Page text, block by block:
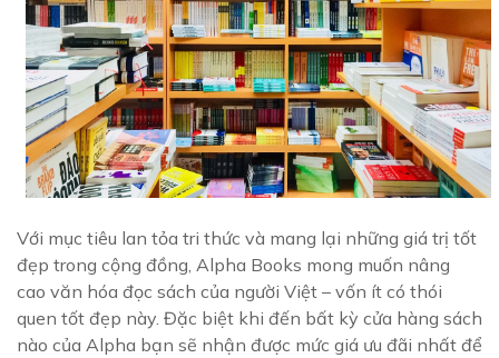
Với mục tiêu lan tỏa tri thức và mang lại những giá trị tốt
đẹp trong cộng đồng, Alpha Books mong muốn nâng
cao văn hóa đọc sách của người Việt – vốn ít có thói
quen tốt đẹp này. Đặc biệt khi đến bất kỳ cửa hàng sách
nào của Alpha bạn sẽ nhận được mức giá ưu đãi nhất để